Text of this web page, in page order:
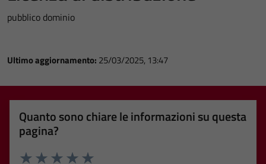
pubblico dominio
Ultimo aggiornamento: 25/03/2025, 13:47
Quanto sono chiare le informazioni su questa
pagina?